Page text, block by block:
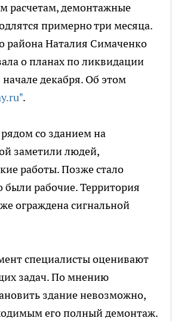
расчетам, демонтажные
примерно три месяца.
района Наталия Симаченко
о планах по ликвидации
начале декабря. Об этом
.
со зданием на
заметили людей,
работы. Позже стало
были рабочие. Территория
ограждена сигнальной
специалисты оценивают
задач. По мнению
здание невозможно,
его полный демонтаж.